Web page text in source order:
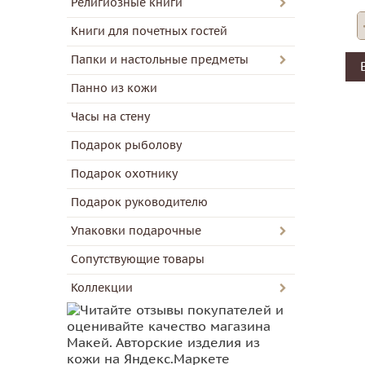
Религиозные книги
Книги для почетных гостей
Папки и настольные предметы
Панно из кожи
Часы на стену
Подарок рыболову
Подарок охотнику
Подарок руководителю
Упаковки подарочные
Сопутствующие товары
Коллекции